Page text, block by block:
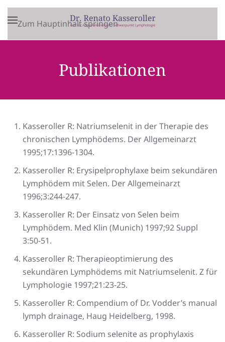
Zum Hauptinhalt springen
Publikationen
Kasseroller R: Natriumselenit in der Therapie des
chronischen Lymphödems. Der Allgemeinarzt
1995;17:1396-1304.
Kasseroller R: Erysipelprophylaxe beim sekundären
Lymphödem mit Selen. Der Allgemeinarzt
1996;3:244-247.
Kasseroller R: Der Einsatz von Selen beim
Lymphödem. Med Klin (Munich) 1997;92 Suppl
3:50-51.
Kasseroller R: Therapieoptimierung des
sekundären Lymphödems mit Natriumselenit. Z für
Lymphologie 1997;21:23-25.
Kasseroller R: Compendium of Dr. Vodder’s manual
lymph drainage, Haug Heidelberg, 1998.
Kasseroller R: Sodium selenite as prophylaxis